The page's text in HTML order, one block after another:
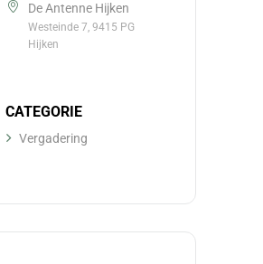
De Antenne Hijken
Westeinde 7, 9415 PG
Hijken
CATEGORIE
Vergadering